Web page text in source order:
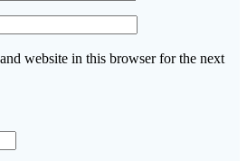
website in this browser for the next